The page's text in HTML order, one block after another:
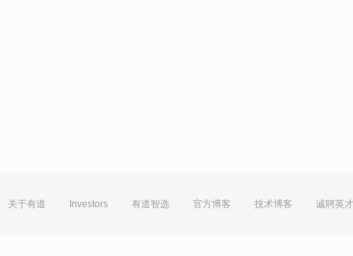
关于有道 Investors 有道智选 官方博客 技术博客 诚聘英才